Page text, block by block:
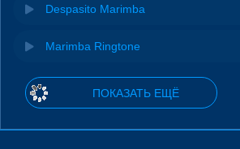
Despasito Marimba
Marimba Ringtone
ПОКАЗАТЬ ЕЩЁ